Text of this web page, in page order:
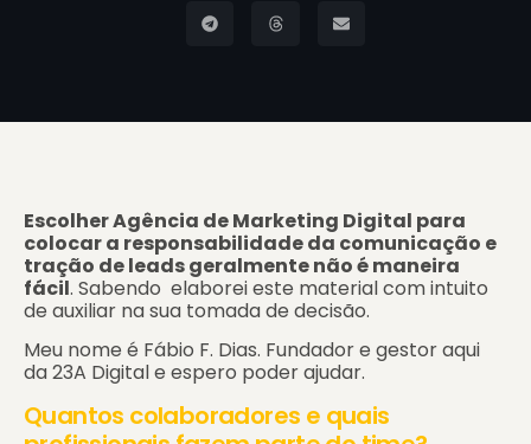
Escolher Agência de Marketing Digital para
colocar a responsabilidade da comunicação e
tração de leads geralmente não é maneira
fácil. Sabendo elaborei este material com intuito
de auxiliar na sua tomada de decisão.
Meu nome é Fábio F. Dias. Fundador e gestor aqui
da 23A Digital e espero poder ajudar.
Quantos colaboradores e quais